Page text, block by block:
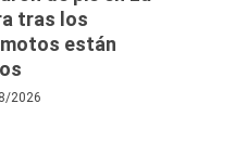
tras los
están
2026